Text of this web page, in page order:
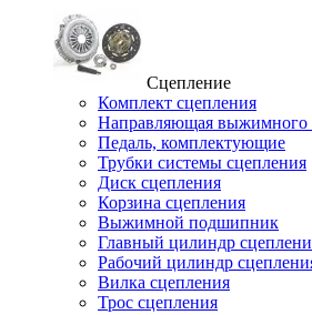
Сцепление
Комплект сцепления
Направляющая выжимного
Педаль, комплектующие
Трубки системы сцепления
Диск сцепления
Корзина сцепления
Выжимной подшипник
Главный цилиндр
Рабочий цилиндр
Вилка сцепления
Трос сцепления